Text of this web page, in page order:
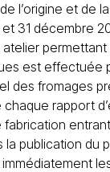
l’origine et de
31 décembre
permettant
est effectuée
des fromages
rapport
la publication du